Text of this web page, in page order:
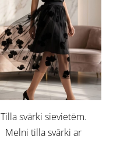
Tilla svārki sievietēm.
Melni tilla svārki ar